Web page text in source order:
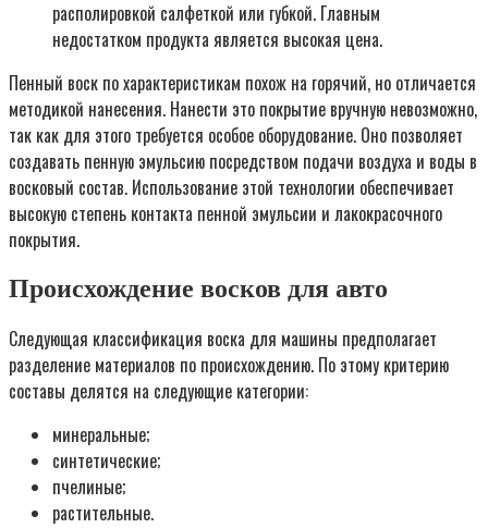
располировкой салфеткой или губкой. Главным
недостатком продукта является высокая цена.
Пенный воск по характеристикам похож на горячий, но отличается
методикой нанесения. Нанести это покрытие вручную невозможно,
так как для этого требуется особое оборудование. Оно позволяет
создавать пенную эмульсию посредством подачи воздуха и воды в
восковый состав. Использование этой технологии обеспечивает
высокую степень контакта пенной эмульсии и лакокрасочного
покрытия.
Происхождение восков для авто
Следующая классификация воска для машины предполагает
разделение материалов по происхождению. По этому критерию
составы делятся на следующие категории:
минеральные;
синтетические;
пчелиные;
растительные.